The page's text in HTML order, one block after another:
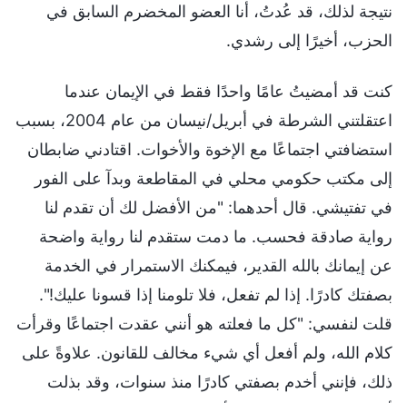
نتيجة لذلك، قد عُدتُ، أنا العضو المخضرم السابق في
الحزب، أخيرًا إلى رشدي.
كنت قد أمضيتُ عامًا واحدًا فقط في الإيمان عندما
اعتقلتني الشرطة في أبريل/نيسان من عام 2004، بسبب
استضافتي اجتماعًا مع الإخوة والأخوات. اقتادني ضابطان
إلى مكتب حكومي محلي في المقاطعة وبدآ على الفور
في تفتيشي. قال أحدهما: "من الأفضل لك أن تقدم لنا
رواية صادقة فحسب. ما دمت ستقدم لنا رواية واضحة
عن إيمانك بالله القدير، فيمكنك الاستمرار في الخدمة
بصفتك كادرًا. إذا لم تفعل، فلا تلومنا إذا قسونا عليك!".
قلت لنفسي: "كل ما فعلته هو أنني عقدت اجتماعًا وقرأت
كلام الله، ولم أفعل أي شيء مخالف للقانون. علاوةً على
ذلك، فإنني أخدم بصفتي كادرًا منذ سنوات، وقد بذلت